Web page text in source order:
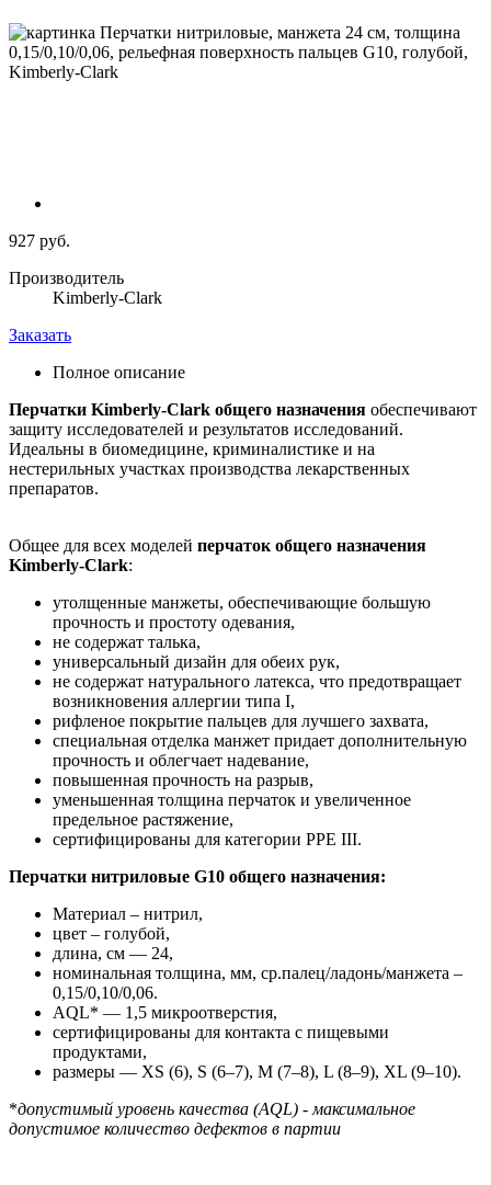
927 руб.
Производитель
Kimberly-Clark
Заказать
Полное описание
Перчатки Kimberly-Clark общего назначения обеспечивают
защиту исследователей и результатов исследований.
Идеальны в биомедицине, криминалистике и на
нестерильных участках производства лекарственных
препаратов.
Общее для всех моделей перчаток общего назначения
Kimberly-Clark:
утолщенные манжеты, обеспечивающие большую
прочность и простоту одевания,
не содержат талька,
универсальный дизайн для обеих рук,
не содержат натурального латекса, что предотвращает
возникновения аллергии типа I,
рифленое покрытие пальцев для лучшего захвата,
специальная отделка манжет придает дополнительную
прочность и облегчает надевание,
повышенная прочность на разрыв,
уменьшенная толщина перчаток и увеличенное
предельное растяжение,
сертифицированы для категории PPE III.
Перчатки нитриловые G10 общего назначения:
Материал – нитрил,
цвет – голубой,
длина, см — 24,
номинальная толщина, мм, ср.палец/ладонь/манжета –
0,15/0,10/0,06.
AQL* — 1,5 микроотверстия,
сертифицированы для контакта с пищевыми
продуктами,
размеры — XS (6), S (6–7), M (7–8), L (8–9), XL (9–10).
*допустимый уровень качества (AQL) - максимальное
допустимое количество дефектов в партии